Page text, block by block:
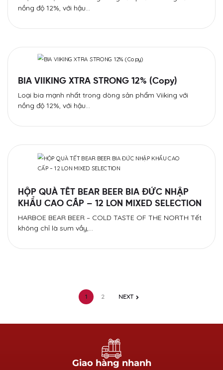
nồng độ 12%, với hậu…
BIA VIIKING XTRA STRONG 12% (Copy)
Loại bia mạnh nhất trong dòng sản phẩm Viiking với
nồng độ 12%, với hậu…
HỘP QUÀ TẾT BEAR BEER BIA ĐỨC NHẬP
KHẨU CAO CẤP – 12 LON MIXED SELECTION
HARBOE BEAR BEER – COLD TASTE OF THE NORTH Tết
không chỉ là sum vầy,…
1 2 NEXT
Giao hàng nhanh